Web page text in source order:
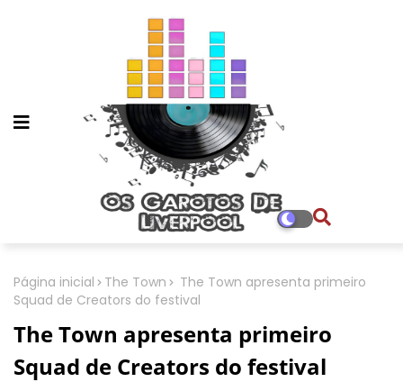
Página inicial The Town
The Town apresenta primeiro
Squad de Creators do festival
The Town apresenta primeiro
Squad de Creators do festival